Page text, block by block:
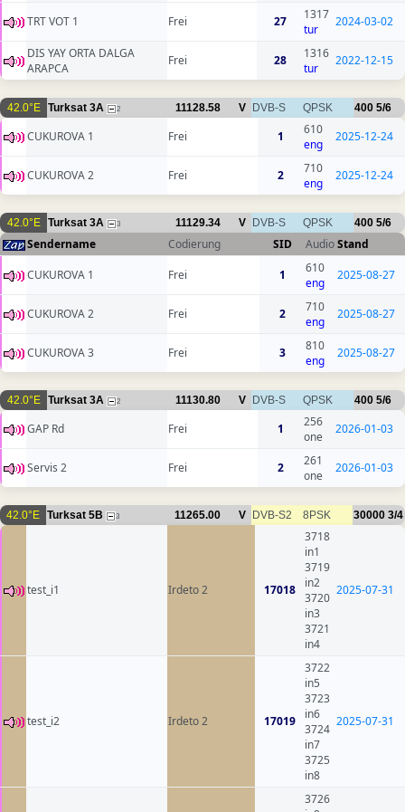
TRT VOT 1 Frei 27
1317
tur
2024-03-02
DIS YAY ORTA DALGA
ARAPCA
Frei 28
1316
tur
2022-12-15
42.0°E Turksat 3A 2 11128.58 V DVB-S QPSK 400 5/6
CUKUROVA 1 Frei 1
610
eng
2025-12-24
CUKUROVA 2 Frei 2
710
eng
2025-12-24
42.0°E Turksat 3A 3 11129.34 V DVB-S QPSK 400 5/6
Sendername Codierung SID AudioStand
CUKUROVA 1
Frei 1
610
eng
2025-08-27
CUKUROVA 2 Frei 2
710
eng
2025-08-27
CUKUROVA 3 Frei 3
810
eng
2025-08-27
42.0°E Turksat 3A 2 11130.80 V DVB-S QPSK 400 5/6
GAP Rd Frei 1
256
one
2026-01-03
Servis 2 Frei 2
261
one
2026-01-03
42.0°E Turksat 5B 3 11265.00 V DVB-S2 8PSK 30000 3/4
test_i1 Irdeto 2 17018
3718
in1
3719
in2
3720
in3
3721
in4
2025-07-31
test_i2 Irdeto 2 17019
3722
in5
3723
in6
3724
in7
3725
in8
2025-07-31
3726